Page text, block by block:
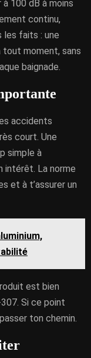
100 dB à moins
continu,
faits : une
moment, sans
baignade.
accidents
court. Une
simple à
intérêt. La norme
et à t’assurer un
est bien
Si ce point
ton chemin.